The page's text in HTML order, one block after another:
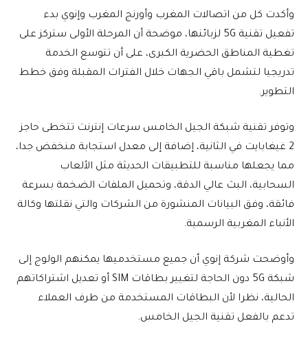
وأكدت كل من اتصالات المغرب وأورنج المغرب وإنوي بدء
تفعيل تقنية 5G لزبائنها، موضحة أن المرحلة الأولى ستركز على
تغطية المناطق الحضرية الكبرى، على أن تتوسع الخدمة
تدريجيا لتشمل باقي الجهات خلال الفترات المقبلة وفق خطط
التطوير.
وتوفر تقنية شبكة الجيل الخامس سرعات إنترنت تتخطى حاجز
2 غيغابايت في الثانية، إضافة إلى معدل استجابة منخفض جدا،
مما يجعلها مناسبة للتطبيقات الحديثة مثل الألعاب
السحابية، البث عالي الدقة، وتحميل الملفات الضخمة بسرعة
فائقة، وفق البيانات المنشورة من الشركات والتي نقلتها وكالة
الأنباء المغربية الرسمية.
وأوضحت شركة إنوي أن جميع مستخدميها يمكنهم الولوج إلى
شبكة 5G دون الحاجة لتغيير بطاقات SIM أو تعديل اشتراكاتهم
الحالية، نظرا لأن البطاقات المستخدمة من طرف العملاء
تدعم بالفعل تقنية الجيل الخامس.